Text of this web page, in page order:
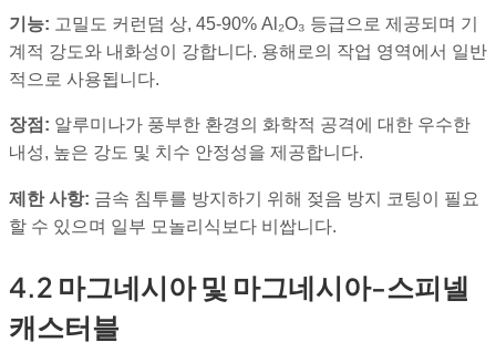
기능: 고밀도 커런덤 상, 45-90% Al₂O₃ 등급으로 제공되며 기
계적 강도와 내화성이 강합니다. 용해로의 작업 영역에서 일반
적으로 사용됩니다.
장점: 알루미나가 풍부한 환경의 화학적 공격에 대한 우수한
내성, 높은 강도 및 치수 안정성을 제공합니다.
제한 사항: 금속 침투를 방지하기 위해 젖음 방지 코팅이 필요
할 수 있으며 일부 모놀리식보다 비쌉니다.
4.2 마그네시아 및 마그네시아-스피넬
캐스터블